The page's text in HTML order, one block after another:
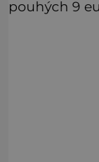
pouhých 9